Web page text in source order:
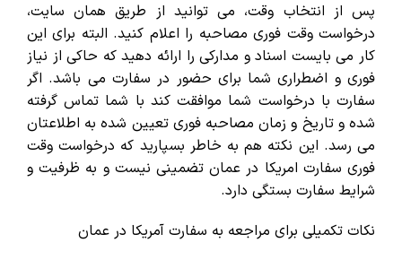
پس از انتخاب وقت، می توانید از طریق همان سایت،
درخواست وقت فوری مصاحبه را اعلام کنید. البته برای این
کار می بایست اسناد و مدارکی را ارائه دهید که حاکی از نیاز
فوری و اضطراری شما برای حضور در سفارت می باشد. اگر
سفارت با درخواست شما موافقت کند با شما تماس گرفته
شده و تاریخ و زمان مصاحبه فوری تعیین شده به اطلاعتان
می رسد. این نکته هم به خاطر بسپارید که درخواست وقت
فوری سفارت امریکا در عمان تضمینی نیست و به ظرفیت و
شرایط سفارت بستگی دارد.
نکات تکمیلی برای مراجعه به سفارت آمریکا در عمان